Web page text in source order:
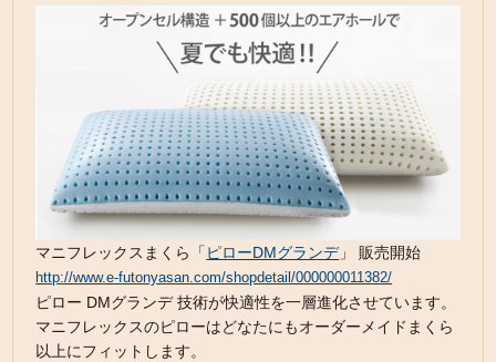
マニフレックスまくら「 ピローDMグランデ」 販売開始
http://www.e-futonyasan.com/shopdetail/000000011382/
ピロー DMグランデ 技術が快適性を一層進化させています。
マニフレックスのピローはどなたにもオーダーメイドまくら
以上にフィットします。